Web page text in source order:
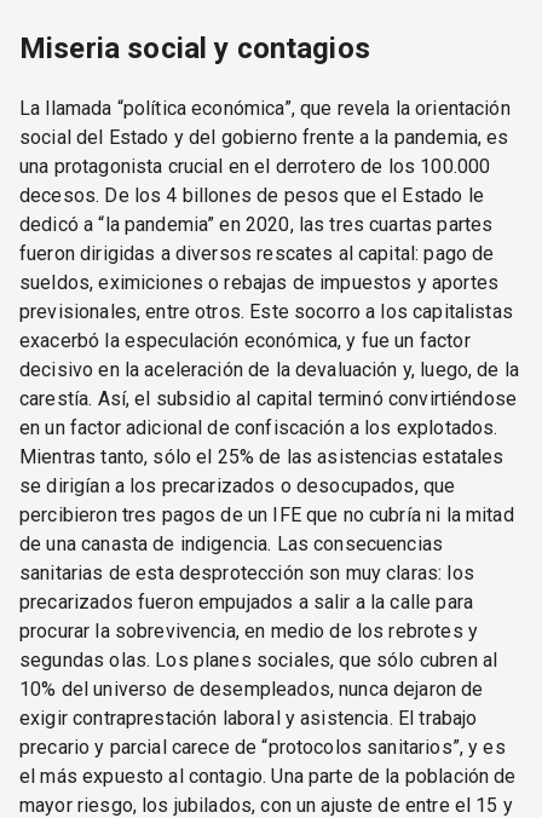
Miseria social y contagios
La llamada “política económica”, que revela la orientación
social del Estado y del gobierno frente a la pandemia, es
una protagonista crucial en el derrotero de los 100.000
decesos. De los 4 billones de pesos que el Estado le
dedicó a “la pandemia” en 2020, las tres cuartas partes
fueron dirigidas a diversos rescates al capital: pago de
sueldos, eximiciones o rebajas de impuestos y aportes
previsionales, entre otros. Este socorro a los capitalistas
exacerbó la especulación económica, y fue un factor
decisivo en la aceleración de la devaluación y, luego, de la
carestía. Así, el subsidio al capital terminó convirtiéndose
en un factor adicional de confiscación a los explotados.
Mientras tanto, sólo el 25% de las asistencias estatales
se dirigían a los precarizados o desocupados, que
percibieron tres pagos de un IFE que no cubría ni la mitad
de una canasta de indigencia. Las consecuencias
sanitarias de esta desprotección son muy claras: los
precarizados fueron empujados a salir a la calle para
procurar la sobrevivencia, en medio de los rebrotes y
segundas olas. Los planes sociales, que sólo cubren al
10% del universo de desempleados, nunca dejaron de
exigir contraprestación laboral y asistencia. El trabajo
precario y parcial carece de “protocolos sanitarios”, y es
el más expuesto al contagio. Una parte de la población de
mayor riesgo, los jubilados, con un ajuste de entre el 15 y